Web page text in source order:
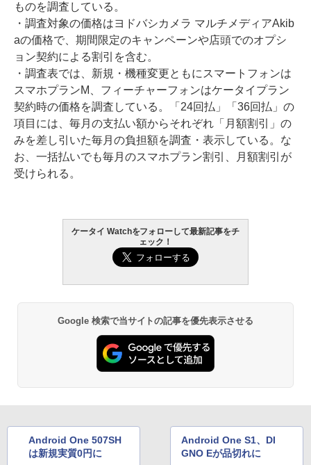
ものを調査している。
・調査対象の価格はヨドバシカメラ マルチメディアAkib
aの価格で、期間限定のキャンペーンや店頭でのオプシ
ョン契約による割引を含む。
・調査表では、新規・機種変更ともにスマートフォンは
スマホプランM、フィーチャーフォンはケータイプラン
契約時の価格を調査している。「24回払」「36回払」の
項目には、毎月の支払い額からそれぞれ「月額割引」の
みを差し引いた毎月の負担額を調査・表示している。な
お、一括払いでも毎月のスマホプラン割引、月額割引が
受けられる。
ケータイ Watchをフォローして最新記事をチ
ェック！
Google 検索で当サイトの記事を優先表示させる
Android One 507SH
は新規実質0円に
Android One S1、DI
GNO Eが品切れに